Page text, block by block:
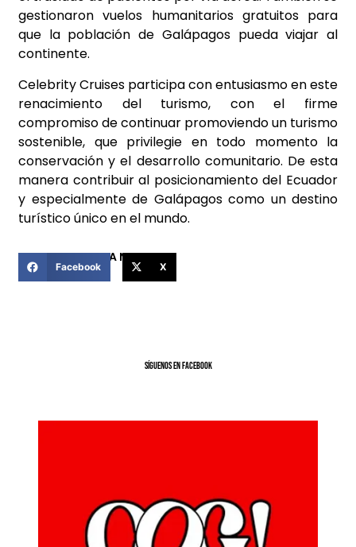
gestionaron vuelos humanitarios gratuitos para
que la población de Galápagos pueda viajar al
continente.
Celebrity Cruises participa con entusiasmo en este
renacimiento del turismo, con el firme
compromiso de continuar promoviendo un turismo
sostenible, que privilegie en todo momento la
conservación y el desarrollo comunitario. De esta
manera contribuir al posicionamiento del Ecuador
y especialmente de Galápagos como un destino
turístico único en el mundo.
COMPARTIR ESTA NOTICIA
Facebook X
SíGUENOS EN FACEBOOK